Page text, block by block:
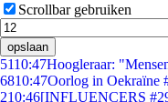
Scrollbar gebruiken
opslaan
5110:47Hoogleraar:
6810:47Oorlog in Oekraïne
210:46[INFLUENCERS